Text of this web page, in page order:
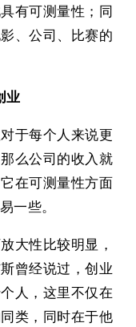
有可测量性；同
、公司、比赛的
业
于每个人来说更
么公司的收入就
在可测量性方面
一些。
大性比较明显，
曾经说过，创业
人，这里不仅在
类，同时在于他